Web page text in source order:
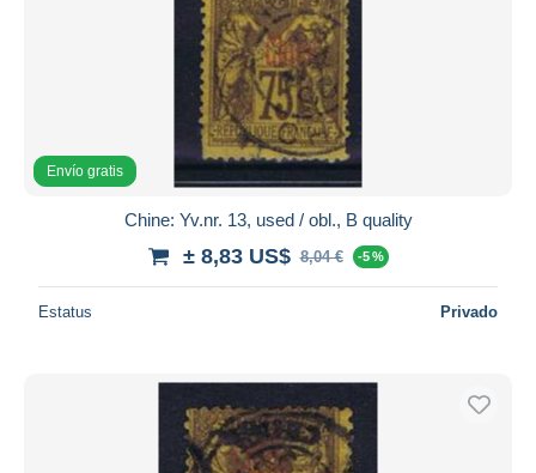
Envío gratis
Chine: Yv.nr. 13, used / obl., B quality
± 8,83 US$ 8,04 € -5 %
Estatus Privado